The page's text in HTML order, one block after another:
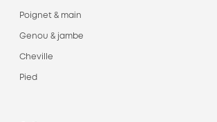
Poignet & main
Genou & jambe
Cheville
Pied